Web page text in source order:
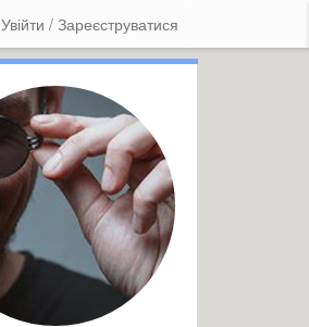
Увійти / Зареєструватися